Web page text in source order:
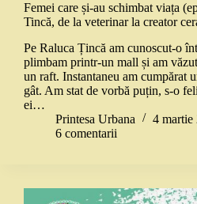
Femei care și-au schimbat viața
Tincă, de la veterinar la creator
Pe Raluca Țincă am cunoscut-o
plimbam printr-un mall și am
un raft. Instantaneu am cumpărat
gât. Am stat de vorbă puțin, s-o
ei…
Printesa Urbana
4 martie
6 comentarii